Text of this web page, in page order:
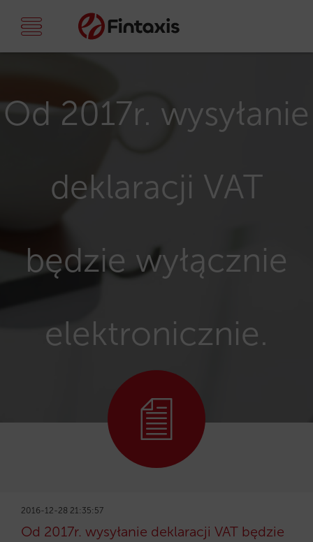
Od 2017r. wysyłanie
deklaracji VAT
będzie wyłącznie
elektronicznie.
2016-12-28 21:35:57
Od 2017r. wysyłanie deklaracji VAT będzie